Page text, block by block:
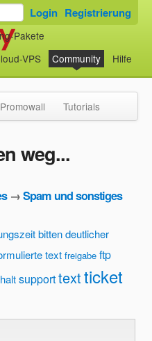
Pakete
VPS Community Hilfe
Login Registrierung
Promowall Tutorials
weg...
→Spam und sonstiges
bittendeutlicher
text freigabe ftp
supporttextticket